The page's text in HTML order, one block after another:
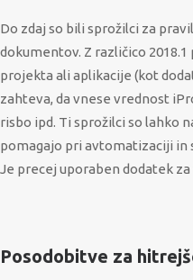
Do zdaj so bili sprožilci za
dokumentov. Z različico
projekta ali aplikacije (kot
zahteva, da vnese vrednost
risbo ipd. Ti sprožilci so lahko
pomagajo pri avtomatizaciji in
Je precej uporaben dodatek
Posodobitve za